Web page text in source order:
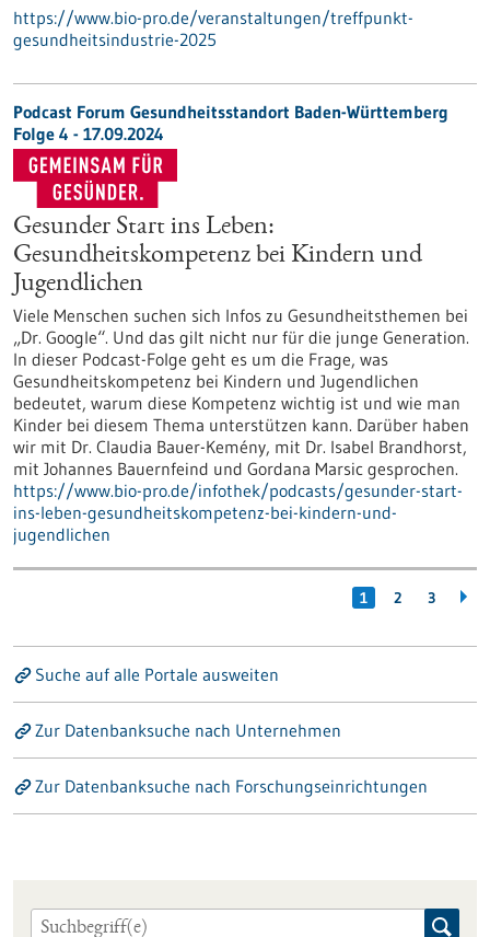
https://www.bio-pro.de/veranstaltungen/treffpunkt-
gesundheitsindustrie-2025
Podcast Forum Gesundheitsstandort Baden-Württemberg
Folge 4 - 17.09.2024
Gesunder Start ins Leben:
Gesundheitskompetenz bei Kindern und
Jugendlichen
Viele Menschen suchen sich Infos zu Gesundheitsthemen bei
„Dr. Google“. Und das gilt nicht nur für die junge Generation.
In dieser Podcast-Folge geht es um die Frage, was
Gesundheitskompetenz bei Kindern und Jugendlichen
bedeutet, warum diese Kompetenz wichtig ist und wie man
Kinder bei diesem Thema unterstützen kann. Darüber haben
wir mit Dr. Claudia Bauer-Kemény, mit Dr. Isabel Brandhorst,
mit Johannes Bauernfeind und Gordana Marsic gesprochen.
https://www.bio-pro.de/infothek/podcasts/gesunder-start-
ins-leben-gesundheitskompetenz-bei-kindern-und-
jugendlichen
1 2 3
Suche auf alle Portale ausweiten
Zur Datenbanksuche nach Unternehmen
Zur Datenbanksuche nach Forschungseinrichtungen